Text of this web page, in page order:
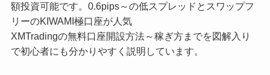
額投資可能です。0.6pips～の低スプレッドとスワップフ
リーのKIWAMI極口座が人気
XMTradingの無料口座開設方法～稼ぎ方までを図解入り
で初心者にも分かりやすく説明しています。